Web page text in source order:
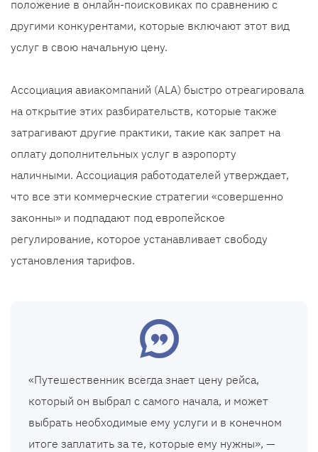
положение в онлайн-поисковиках по сравнению с
другими конкурентами, которые включают этот вид
услуг в свою начальную цену.
Ассоциация авиакомпаний (ALA) быстро отреагировала
на открытие этих разбирательств, которые также
затрагивают другие практики, такие как запрет на
оплату дополнительных услуг в аэропорту
наличными. Ассоциация работодателей утверждает,
что все эти коммерческие стратегии «совершенно
законны» и подпадают под европейское
регулирование, которое устанавливает свободу
установления тарифов.
«Путешественник всегда знает цену рейса,
который он выбрал с самого начала, и может
выбрать необходимые ему услуги и в конечном
итоге заплатить за те, которые ему нужны», —